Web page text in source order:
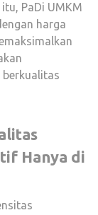
PaDi UMKM
harga
Hanya di